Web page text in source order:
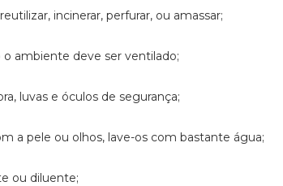
incinerar, perfurar, ou amassar;
ambiente deve ser ventilado;
luvas e óculos de segurança;
a pele ou olhos, lave-os com bastante água;
ou diluente;